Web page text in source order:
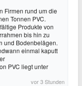
Firmen rund um die
Tonnen PVC.
Produkte von
bis hin zu
und Bodenbelägen.
einmal kaputt
PVC liegt unter
vor 3 Stunden